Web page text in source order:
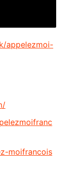
appelezmoi-
moifrancois